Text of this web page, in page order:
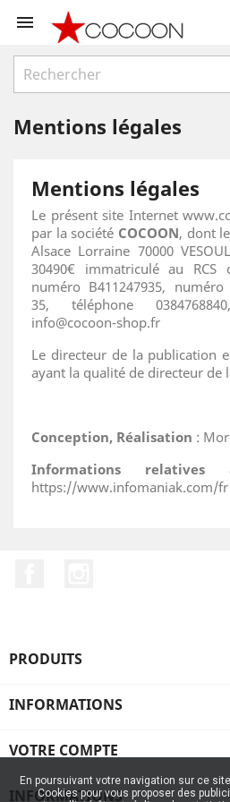

Mentions légales
Mentions légales
Le présent site Internet
par la société COCOON, dont
Alsace Lorraine 70000
30490€ immatriculé au RCS
numéro B411247935,
35, téléphone
info@cocoon-shop.fr
Le directeur de la publication
ayant la qualité de directeur de
Conception, Réalisation :
Informations relatives
https://www.infomaniak.com/fr
PRODUITS
INFORMATIONS
VOTRE COMPTE
INFORMATIONS
En poursuivant votre navigation sur ce
Cookies pour vous proposer des